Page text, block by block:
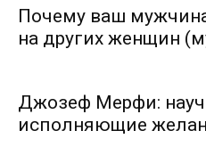
Почему ваш
на других женщин
Джозеф Мерфи:
исполняющие